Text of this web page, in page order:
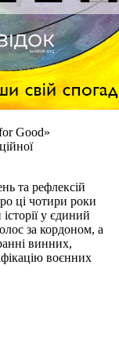
Good»
та рефлексій
ці чотири роки
у єдиний
за кордоном, а
винних,
воєнних